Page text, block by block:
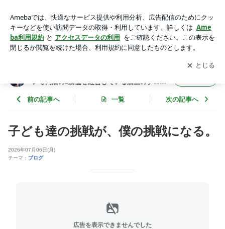
の丘で焼肉店とラーメン専門店の2店舗を経営している店主の
ブログです
アプリをダウンロードして ブログの更新通知
を受け取りまし
ょう。
開く
ン専門店の2店舗を経営している店主のブログ
前の記事へ 一覧 次の記事へ
子ども達の挑戦が、僕の挑戦になる。
2026年07月06日(月)
テーマ： ブログ
広告を表示できませんでした